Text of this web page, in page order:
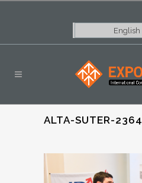
English
ALTA-SUTER-2364